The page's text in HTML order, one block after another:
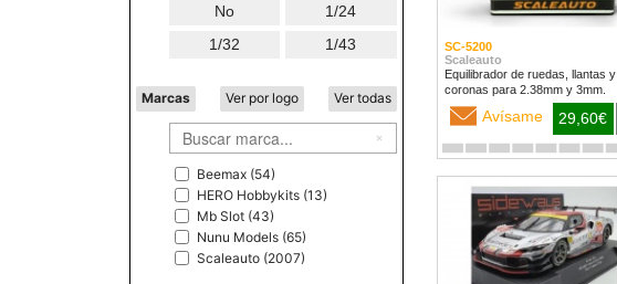
No
1/24
1/32
1/43
Marcas Ver por logo Ver todas
Beemax (54)
HERO Hobbykits (13)
Mb Slot (43)
Nunu Models (65)
Scaleauto (2007)
SC-5200
Scaleauto
Equilibrador de ruedas, llantas y
coronas para 2.38mm y 3mm.
Avísame 29,60€